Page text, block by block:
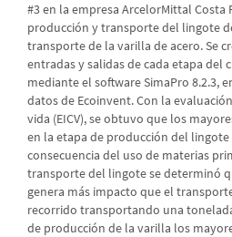
#3 en la empresa ArcelorMittal Costa
producción y transporte del lingote
transporte de la varilla de acero. Se
entradas y salidas de cada etapa del
mediante el software SimaPro 8.2.3,
datos de Ecoinvent. Con la
vida (EICV), se obtuvo que los
en la etapa de producción del lingote
consecuencia del uso de materias
transporte del lingote se determinó
genera más impacto que el
recorrido transportando una
de producción de la varilla los